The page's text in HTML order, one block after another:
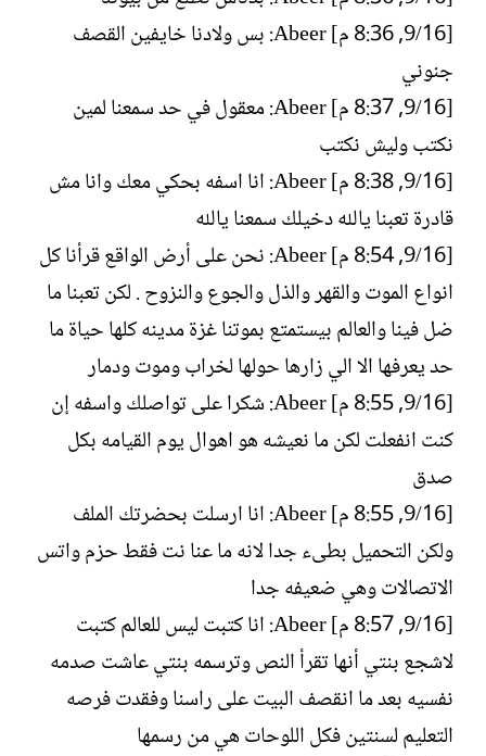
[16/‏9, 8:36 م] Abeer: بس ولادنا خايفين القصف
جنوني
[16/‏9, 8:37 م] Abeer: معقول في حد سمعنا لمين
نكتب وليش نكتب
[16/‏9, 8:38 م] Abeer: انا اسفه بحكي معك وانا مش
قادرة تعبنا يالله دخيلك سمعنا يالله
[16/‏9, 8:54 م] Abeer: نحن على أرض الواقع قرأنا كل
انواع الموت والقهر والذل والجوع والنزوح . لكن تعبنا ما
ضل فينا والعالم بيستمتع بموتنا غزة مدينه كلها حياة ما
حد يعرفها الا الي زارها حولها لخراب وموت ودمار
[16/‏9, 8:55 م] Abeer: شكرا على تواصلك واسفه إن
كنت انفعلت لكن ما نعيشه هو اهوال يوم القيامه بكل
صدق
[16/‏9, 8:55 م] Abeer: انا ارسلت بحضرتك الملف
ولكن التحميل بطىء جدا لانه ما عنا نت فقط حزم واتس
الاتصالات وهي ضعيفه جدا
[16/‏9, 8:57 م] Abeer: انا كتبت ليس للعالم كتبت
لاشجع بنتي أنها تقرأ النص وترسمه بنتي عاشت صدمه
نفسيه بعد ما انقصف البيت على راسنا وفقدت فرصه
التعليم لسنتين فكل اللوحات هي من رسمها